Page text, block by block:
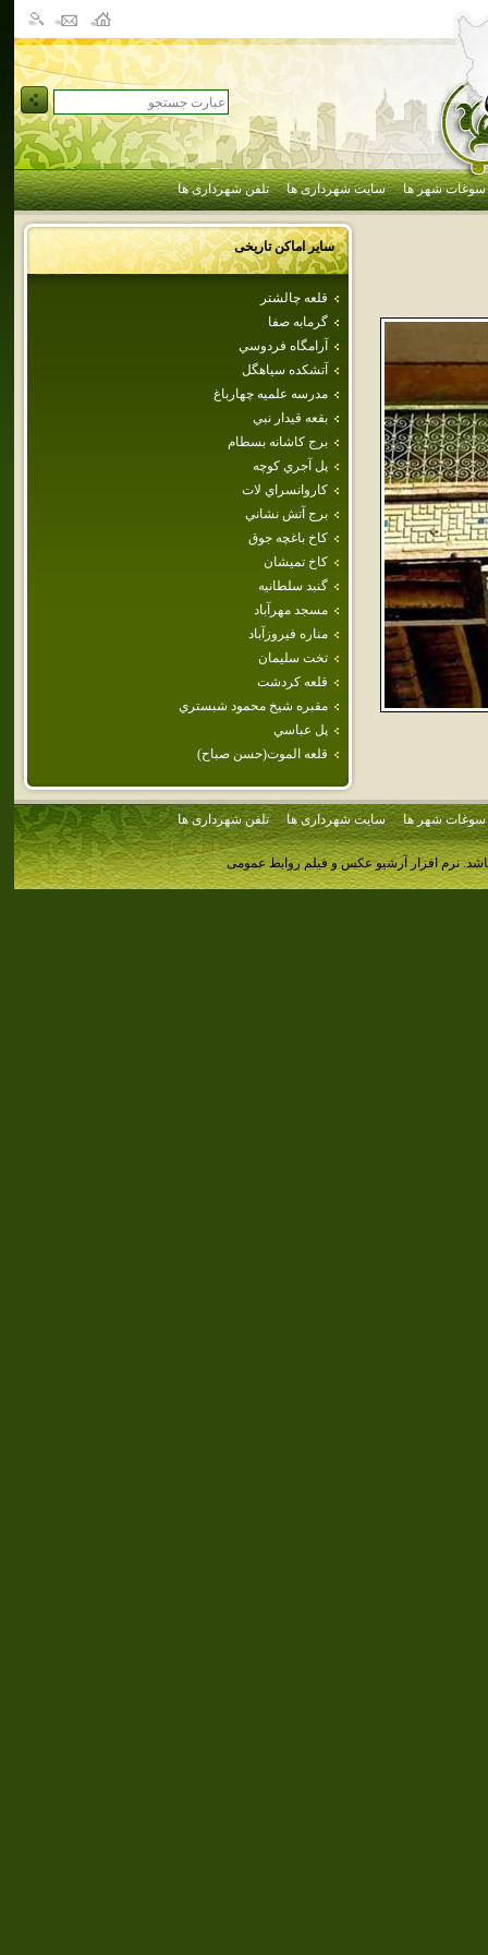
سوغات شهر ها سایت شهرداری ها تلفن شهرداری ها
سایر اماکن تاریخی
قلعه‌ چالشتر
گرمابه‌ صفا
آرامگاه فردوسي
آتشكده سياهگل
مدرسه علميه چهارباغ
بقعه قيدار نبي
برج‌ كاشانه‌ بسطام‌
پل‌ آجري‌ كوچه‌
كاروانسراي لات
برج آتش نشاني
كاخ باغچه جوق
كاخ تميشان
گنبد سلطانيه
مسجد مهرآباد
مناره فيروزآباد
تخت سليمان
قلعه كردشت
مقبره شيخ محمود شبستري
پل عباسي
قلعه الموت(حسن صباح)
سوغات شهر ها سایت شهرداری ها تلفن شهرداری ها
نرم افزار آرشیو عکس و فیلم روابط عمومی